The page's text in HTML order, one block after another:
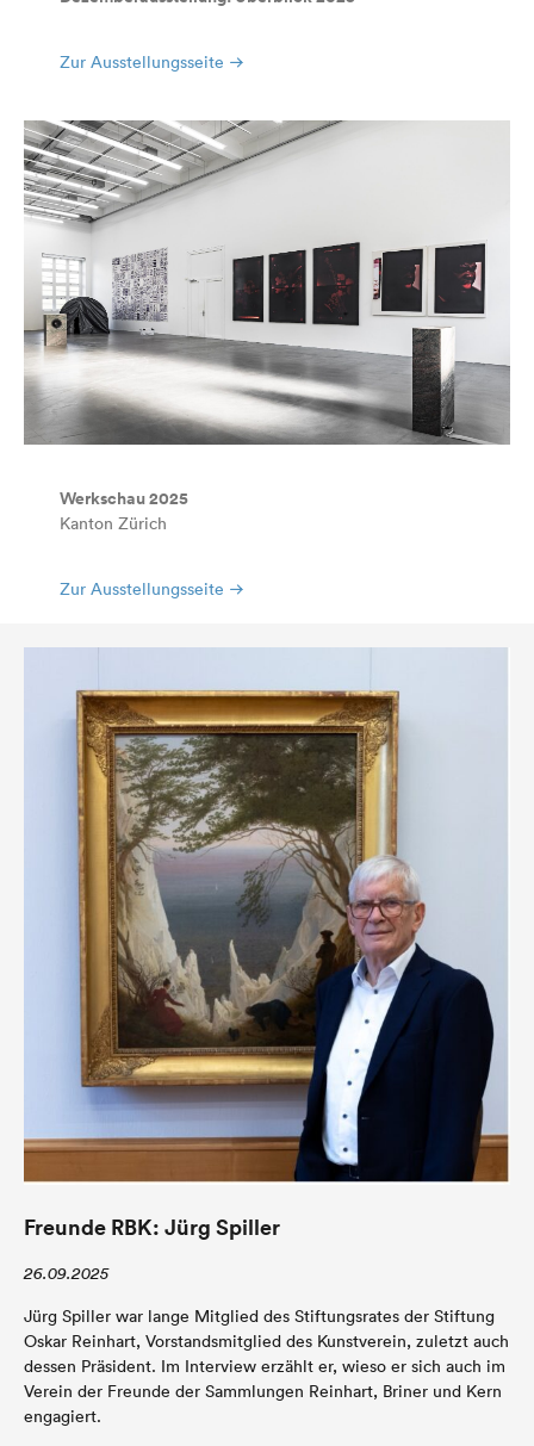
Zur Ausstellungsseite
Werkschau 2025
Kanton Zürich
Zur Ausstellungsseite
Freunde RBK: Jürg Spiller
26.09.2025
Jürg Spiller war lange Mitglied des Stiftungsrates der Stiftung
Oskar Reinhart, Vorstandsmitglied des Kunstverein, zuletzt auch
dessen Präsident. Im Interview erzählt er, wieso er sich auch im
Verein der Freunde der Sammlungen Reinhart, Briner und Kern
engagiert.